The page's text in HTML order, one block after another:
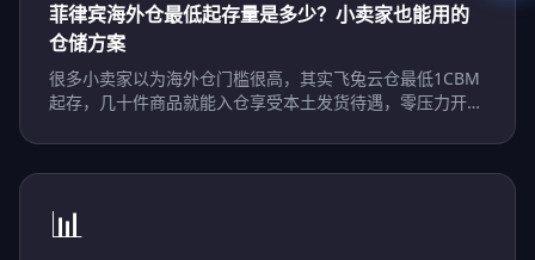
菲律宾海外仓最低起存量是多少？小卖家也能用的
仓储方案
很多小卖家以为海外仓门槛很高，其实飞兔云仓最低1CBM
起存，几十件商品就能入仓享受本土发货待遇，零压力开启
📊